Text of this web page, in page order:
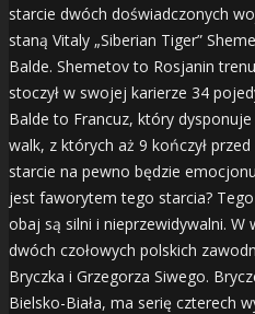
starcie dwóch doświadczonych
staną Vitaly „Siberian Tiger”
Balde. Shemetov to Rosjanin
stoczył w swojej karierze 34
Balde to Francuz, który dysponuje
walk, z których aż 9 kończył
starcie na pewno będzie
jest faworytem tego starcia?
obaj są silni i nieprzewidywalni. W
dwóch czołowych polskich
Bryczka i Grzegorza Siwego.
Bielsko-Biała, ma serię czterech